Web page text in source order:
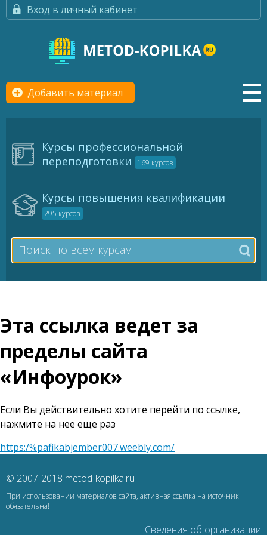
Вход в личный кабинет
Добавить материал
Курсы профессиональной
переподготовки
169 курсов
Курсы повышения квалификации
295 курсов
Эта ссылка ведет за
пределы сайта
«Инфоурок»
Если Вы действительно хотите перейти по ссылке,
нажмите на нее еще раз
https:/%pafikabjember007.weebly.com/
© 2007-2018 metod-kopilka.ru
При использовании материалов сайта, активная ссылка на источник
обязательна!
Сведения об организации